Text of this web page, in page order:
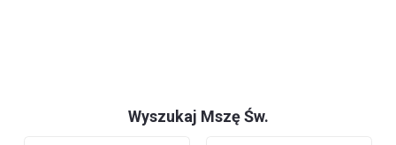
Wyszukaj Mszę Św.